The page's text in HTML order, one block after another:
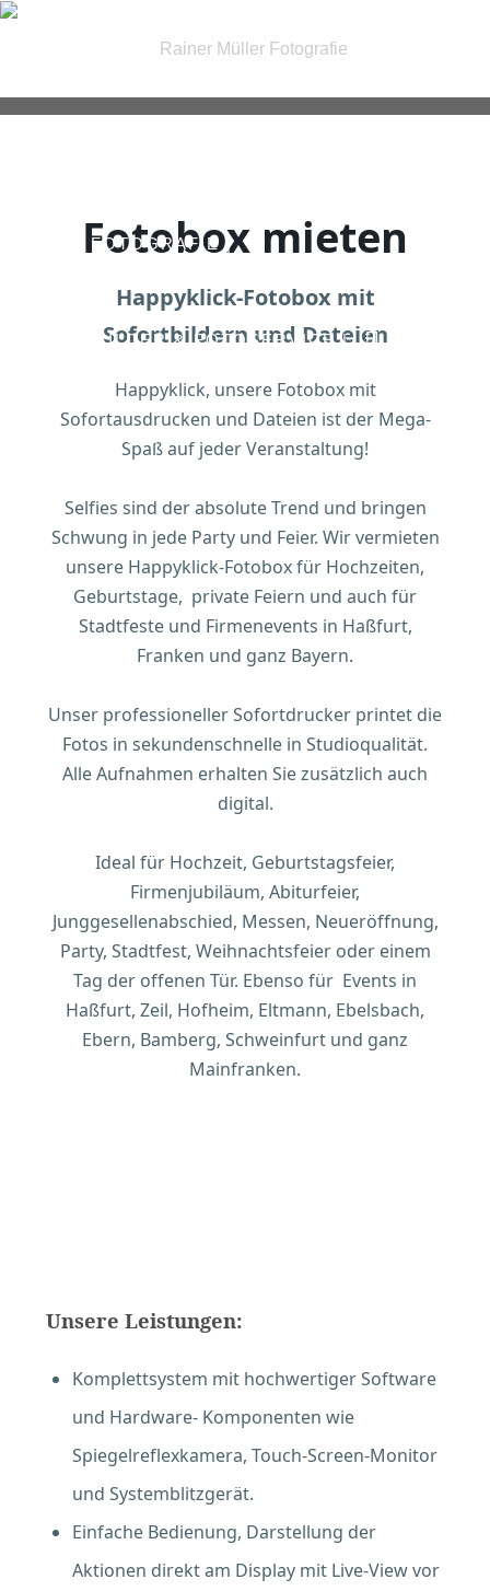
| IRIS FOTOGRAFIE |
| PASSBILDER & FOTOSERVICE |
Fotobox mieten
Happyklick-Fotobox mit
Sofortbildern und Dateien
Happyklick, unsere Fotobox mit
Sofortausdrucken und Dateien ist der Mega-
Spaß auf jeder Veranstaltung!
Selfies sind der absolute Trend und bringen
Schwung in jede Party und Feier. Wir vermieten
unsere Happyklick-Fotobox für Hochzeiten,
Geburtstage, private Feiern und auch für
Stadtfeste und Firmenevents in Haßfurt,
Franken und ganz Bayern.
Unser professioneller Sofortdrucker printet die
Fotos in sekundenschnelle in Studioqualität.
Alle Aufnahmen erhalten Sie zusätzlich auch
digital.
Ideal für Hochzeit, Geburtstagsfeier,
Firmenjubiläum, Abiturfeier,
Junggesellenabschied, Messen, Neueröffnung,
Party, Stadtfest, Weihnachtsfeier oder einem
Tag der offenen Tür. Ebenso für Events in
Haßfurt, Zeil, Hofheim, Eltmann, Ebelsbach,
Ebern, Bamberg, Schweinfurt und ganz
Mainfranken.
Unsere Leistungen:
Komplettsystem mit hochwertiger Software
und Hardware- Komponenten wie
Spiegelreflexkamera, Touch-Screen-Monitor
und Systemblitzgerät.
Einfache Bedienung, Darstellung der
Aktionen direkt am Display mit Live-View vor